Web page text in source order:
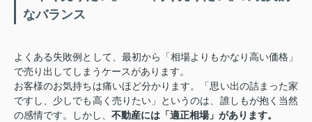
なバランス
よくある失敗例として、最初から「相場よりもかなり高い価格」
で売り出してしまうケースがあります。
お客様のお気持ちは痛いほど分かります。「思い出の詰まった家
ですし、少しでも高く売りたい」というのは、誰しもが抱く当然
の感情です。しかし、 不動産には「適正相場」があります。